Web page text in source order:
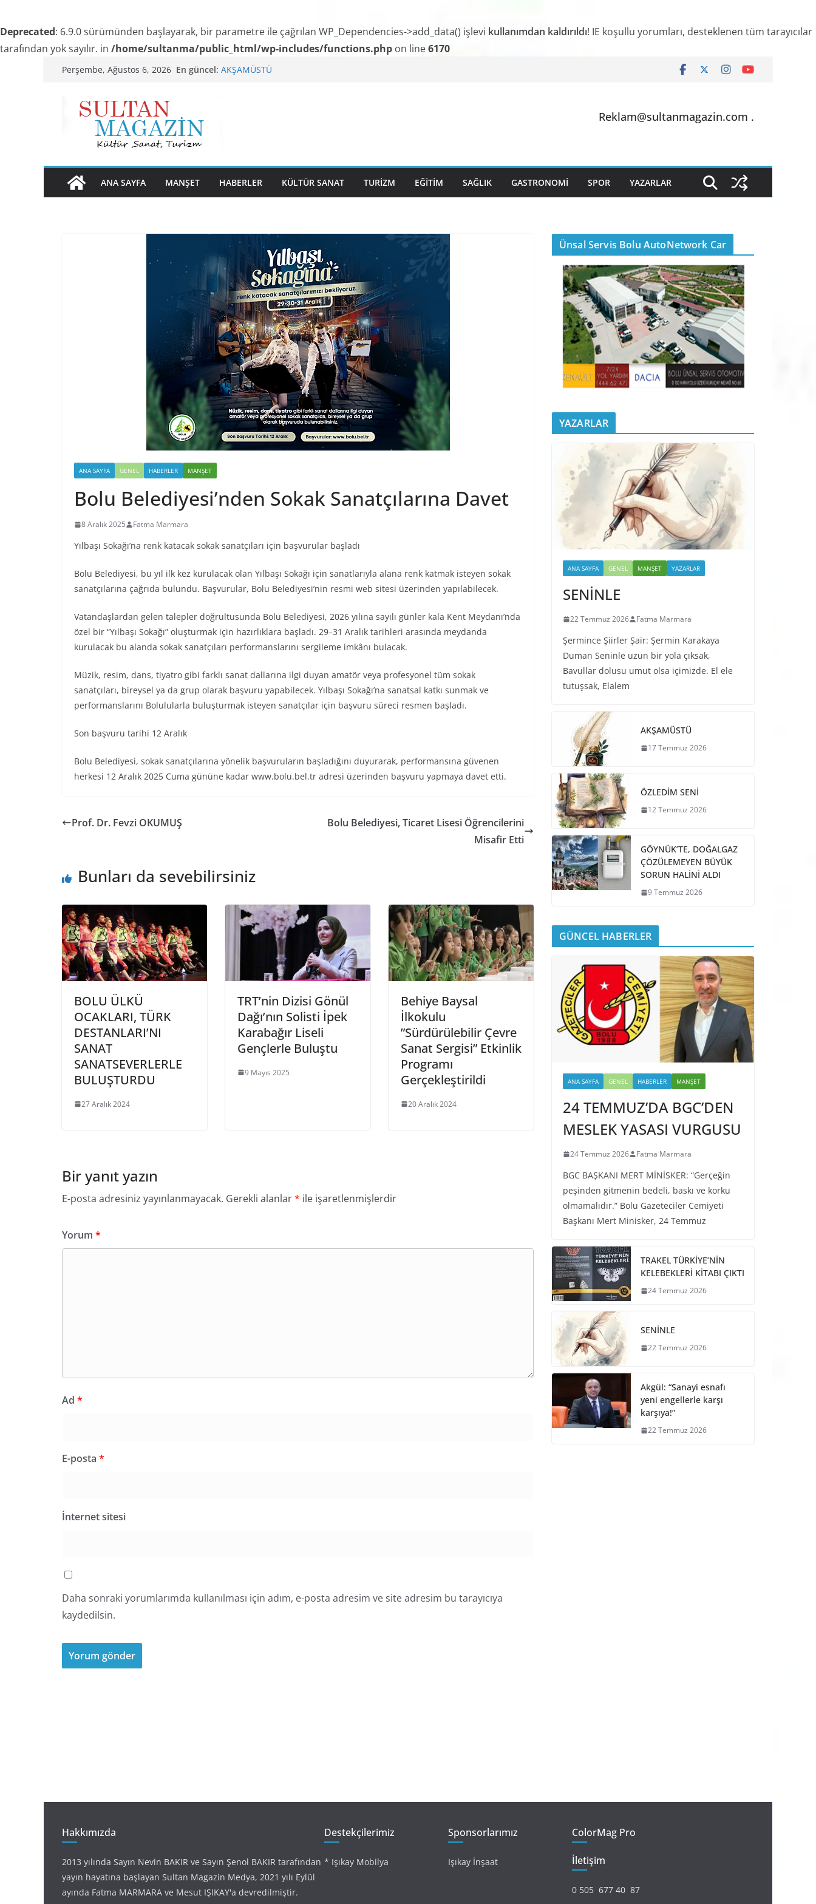
Deprecated: 6.9.0 sürümünden başlayarak, bir parametre ile çağrılan WP_Dependencies->add_data() işlevi kullanımdan kaldırıldı! IE koşullu yorumları, desteklenen tüm tarayıcılar
tarafından yok sayılır. in /home/sultanma/public_html/wp-includes/functions.php on line6170
Perşembe, Ağustos 6, 2026 En güncel: AKŞAMÜSTÜ
Reklam@sultanmagazin.com .
ANA SAYFA MANŞET HABERLER KÜLTÜR SANAT TURİZM EĞİTİM SAĞLIK GASTRONOMİ SPOR YAZARLAR
ANA SAYFA GENEL HABERLER MANŞET
Bolu Belediyesi’nden Sokak Sanatçılarına Davet
8 Aralık 2025 Fatma Marmara
Yılbaşı Sokağı’na renk katacak sokak sanatçıları için başvurular başladı
Bolu Belediyesi, bu yıl ilk kez kurulacak olan Yılbaşı Sokağı için sanatlarıyla alana renk katmak isteyen sokak
sanatçılarına çağrıda bulundu. Başvurular, Bolu Belediyesi’nin resmi web sitesi üzerinden yapılabilecek.
Vatandaşlardan gelen talepler doğrultusunda Bolu Belediyesi, 2026 yılına sayılı günler kala Kent Meydanı’nda
özel bir “Yılbaşı Sokağı” oluşturmak için hazırlıklara başladı. 29–31 Aralık tarihleri arasında meydanda
kurulacak bu alanda sokak sanatçıları performanslarını sergileme imkânı bulacak.
Müzik, resim, dans, tiyatro gibi farklı sanat dallarına ilgi duyan amatör veya profesyonel tüm sokak
sanatçıları, bireysel ya da grup olarak başvuru yapabilecek. Yılbaşı Sokağı’na sanatsal katkı sunmak ve
performanslarını Bolulularla buluşturmak isteyen sanatçılar için başvuru süreci resmen başladı.
Son başvuru tarihi 12 Aralık
Bolu Belediyesi, sokak sanatçılarına yönelik başvuruların başladığını duyurarak, performansına güvenen
herkesi 12 Aralık 2025 Cuma gününe kadar www.bolu.bel.tr adresi üzerinden başvuru yapmaya davet etti.
Prof. Dr. Fevzi OKUMUŞ
Bolu Belediyesi, Ticaret Lisesi Öğrencilerini
Misafir Etti
Bunları da sevebilirsiniz
BOLU ÜLKÜ
OCAKLARI, TÜRK
DESTANLARI’NI
SANAT
SANATSEVERLERLE
BULUŞTURDU
27 Aralık 2024
TRT’nin Dizisi Gönül
Dağı’nın Solisti İpek
Karabağır Liseli
Gençlerle Buluştu
9 Mayıs 2025
Behiye Baysal
İlkokulu
”Sürdürülebilir Çevre
Sanat Sergisi” Etkinlik
Programı
Gerçekleştirildi
20 Aralık 2024
Bir yanıt yazın
E-posta adresiniz yayınlanmayacak. Gerekli alanlar* ile işaretlenmişlerdir
Yorum *
Ad *
E-posta *
İnternet sitesi
Daha sonraki yorumlarımda kullanılması için adım, e-posta adresim ve site adresim bu tarayıcıya
kaydedilsin.
Ünsal Servis Bolu AutoNetwork Car
YAZARLAR
ANA SAYFA GENEL MANŞET YAZARLAR
SENİNLE
22 Temmuz 2026 Fatma Marmara
Şermince Şiirler Şair: Şermin Karakaya
Duman Seninle uzun bir yola çıksak,
Bavullar dolusu umut olsa içimizde. El ele
tutuşsak, Elalem
AKŞAMÜSTÜ
17 Temmuz 2026
ÖZLEDİM SENİ
12 Temmuz 2026
GÖYNÜK’TE, DOĞALGAZ
ÇÖZÜLEMEYEN BÜYÜK
SORUN HALİNİ ALDI
9 Temmuz 2026
GÜNCEL HABERLER
ANA SAYFA GENEL HABERLER MANŞET
24 TEMMUZ’DA BGC’DEN
MESLEK YASASI VURGUSU
24 Temmuz 2026 Fatma Marmara
BGC BAŞKANI MERT MİNİSKER: “Gerçeğin
peşinden gitmenin bedeli, baskı ve korku
olmamalıdır.” Bolu Gazeteciler Cemiyeti
Başkanı Mert Minisker, 24 Temmuz
TRAKEL TÜRKİYE’NİN
KELEBEKLERİ KİTABI ÇIKTI
24 Temmuz 2026
SENİNLE
22 Temmuz 2026
Akgül: “Sanayi esnafı
yeni engellerle karşı
karşıya!”
22 Temmuz 2026
Hakkımızda
2013 yılında Sayın Nevin BAKIR ve Sayın Şenol BAKIR tarafından
yayın hayatına başlayan Sultan Magazin Medya, 2021 yılı Eylül
ayında Fatma MARMARA ve Mesut IŞIKAY'a devredilmiştir.
Destekçilerimiz
* Işıkay Mobilya
Sponsorlarımız
Işıkay İnşaat
ColorMag Pro
İletişim
0 505 677 40 87